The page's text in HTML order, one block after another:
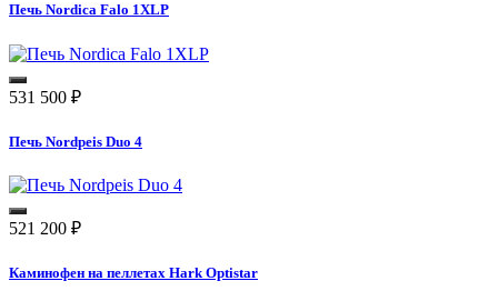
Печь Nordica Falo 1XLP
531 500 ₽
Печь Nordpeis Duo 4
521 200 ₽
Каминофен на пеллетах Hark Optistar